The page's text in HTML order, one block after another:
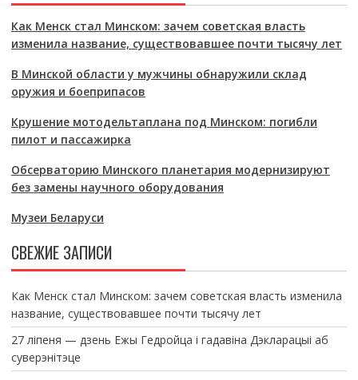
Как Менск стал Минском: зачем советская власть
изменила название, существовавшее почти тысячу лет
В Минской области у мужчины обнаружили склад
оружия и боеприпасов
Крушение мотодельтаплана под Минском: погибли
пилот и пассажирка
Обсерваторию Минского планетария модернизируют
без замены научного оборудования
Музеи Беларуси
СВЕЖИЕ ЗАПИСИ
Как Менск стал Минском: зачем советская власть изменила
название, существовавшее почти тысячу лет
27 ліпеня — дзень Ежы Гедройца і гадавіна Дэкларацыі аб
суверэнітэце